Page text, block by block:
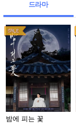
드라마
밤에 피는 꽃